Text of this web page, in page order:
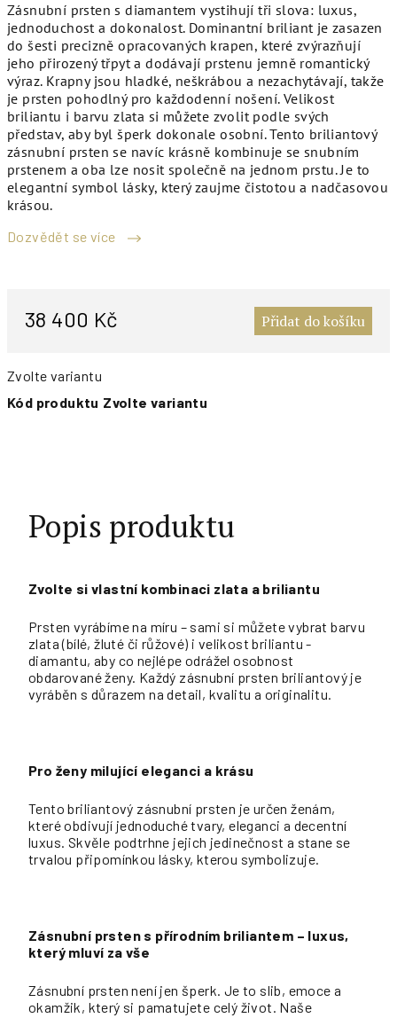
Zásnubní prsten s diamantem vystihují tři slova: luxus,
jednoduchost a dokonalost. Dominantní briliant je zasazen
do šesti precizně opracovaných krapen, které zvýrazňují
jeho přirozený třpyt a dodávají prstenu jemně romantický
výraz. Krapny jsou hladké, neškrábou a nezachytávají, takže
je prsten pohodlný pro každodenní nošení. Velikost
briliantu i barvu zlata si můžete zvolit podle svých
představ, aby byl šperk dokonale osobní. Tento briliantový
zásnubní prsten se navíc krásně kombinuje se snubním
prstenem a oba lze nosit společně na jednom prstu. Je to
elegantní symbol lásky, který zaujme čistotou a nadčasovou
krásou.
Dozvědět se více
38 400 Kč Přidat do košíku
Zvolte variantu
Kód produktu Zvolte variantu
Popis produktu
Zvolte si vlastní kombinaci zlata a briliantu
Prsten vyrábíme na míru – sami si můžete vybrat barvu
zlata (bílé, žluté či růžové) i velikost briliantu -
diamantu, aby co nejlépe odrážel osobnost
obdarované ženy. Každý zásnubní prsten briliantový je
vyráběn s důrazem na detail, kvalitu a originalitu.
Pro ženy milující eleganci a krásu
Tento briliantový zásnubní prsten je určen ženám,
které obdivují jednoduché tvary, eleganci a decentní
luxus. Skvěle podtrhne jejich jedinečnost a stane se
trvalou připomínkou lásky, kterou symbolizuje.
Zásnubní prsten s přírodním briliantem – luxus,
který mluví za vše
Zásnubní prsten není jen šperk. Je to slib, emoce a
okamžik, který si pamatujete celý život. Naše